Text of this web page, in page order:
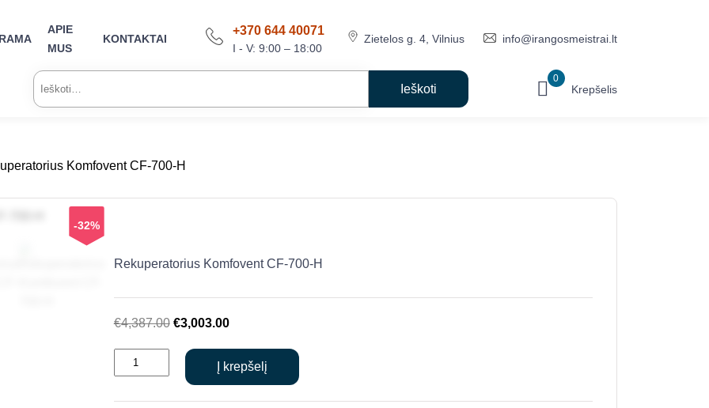
APIE
MUS
KONTAKTAI
+370 644 40071
I - V: 9:00 – 18:00
Zietelos g. 4, Vilnius info@irangosmeistrai.lt
Ieškoti: 0
Krepšelis
Komfovent CF-700-H
-32%
Rekuperatorius Komfovent CF-700-H
€4,387.00 Original
was:
€4,387.00.
€3,003.00Current
produkto
kiekis:
Į krepšelį